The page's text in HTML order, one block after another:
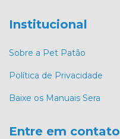
Institucional
Sobre a Pet Patão
Política de Privacidade
Baixe os Manuais Sera
Entre em contato